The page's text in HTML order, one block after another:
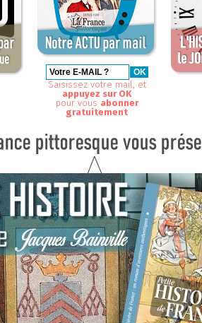
Saisissez votre mail, et
appuyez sur OK
pour vous abonner
gratuitement